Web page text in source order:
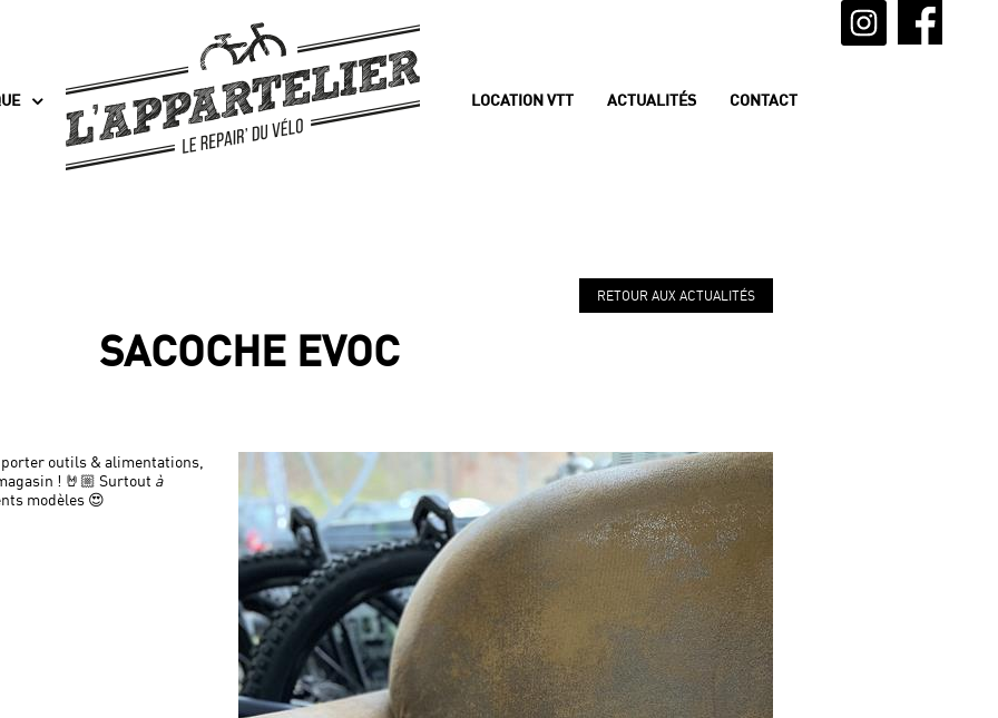
LOCATION VTT ACTUALITÉS CONTACT
RETOUR AUX ACTUALITÉS
SACOCHE EVOC
outils & alimentations,
! 🤘🏼 Surtout à
modèles 😍